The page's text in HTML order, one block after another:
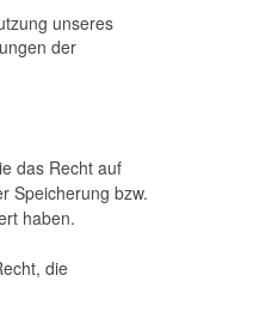
unseres
der
das Recht auf
Speicherung bzw.
haben.
die